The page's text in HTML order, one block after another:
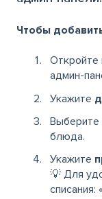
Чтобы
Откройте
админ-
Укажите
Выберите
блюда.
Укажите
💡 Для
списания: